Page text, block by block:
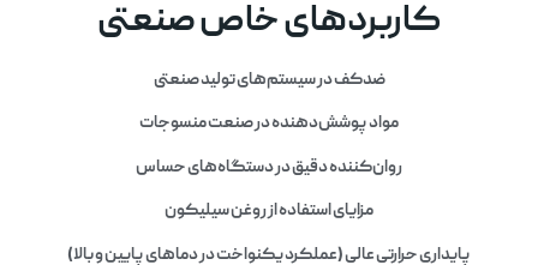
کاربردهای خاص صنعتی
ضدکف در سیستم‌های تولید صنعتی
مواد پوشش‌دهنده در صنعت منسوجات
روان‌کننده دقیق در دستگاه‌های حساس
مزایای استفاده از روغن سیلیکون
پایداری حرارتی عالی(عملکرد یکنواخت در دماهای پایین و بالا)